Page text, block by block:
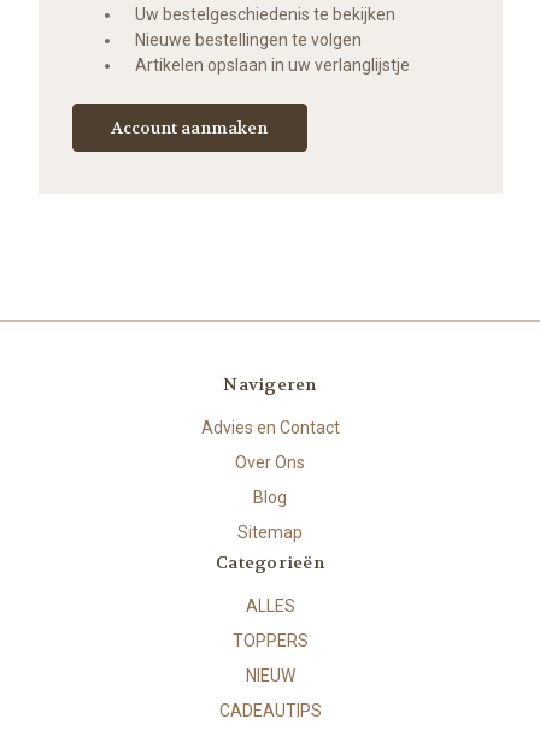
Uw bestelgeschiedenis te bekijken
Nieuwe bestellingen te volgen
Artikelen opslaan in uw verlanglijstje
Account aanmaken
Navigeren
Advies en Contact
Over Ons
Blog
Sitemap
Categorieën
ALLES
TOPPERS
NIEUW
CADEAUTIPS